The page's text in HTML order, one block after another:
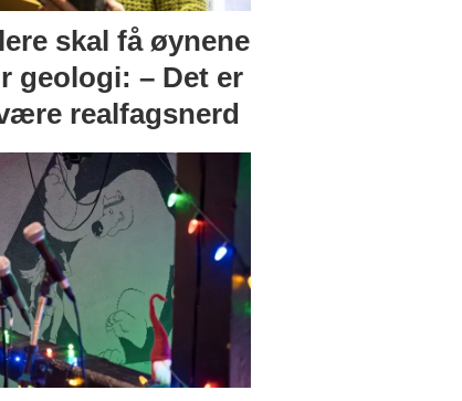
skal få øynene
geologi: – Det er
realfagsnerd